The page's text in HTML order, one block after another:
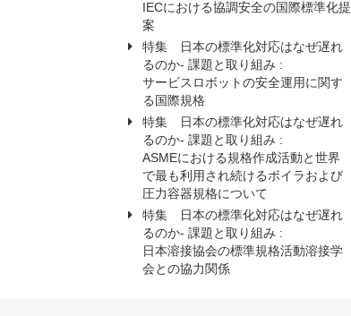
IECにおける協調安全の国際標準化提
案
特集 日本の標準化対応はなぜ遅れ
るのか- 課題と取り組み :
サービスロボットの安全運用に関す
る国際規格
特集 日本の標準化対応はなぜ遅れ
るのか- 課題と取り組み :
ASMEにおける規格作成活動と世界
で最も利用され続けるボイラおよび
圧力容器規格について
特集 日本の標準化対応はなぜ遅れ
るのか- 課題と取り組み :
日本溶接協会の標準規格活動溶接学
会との協力関係